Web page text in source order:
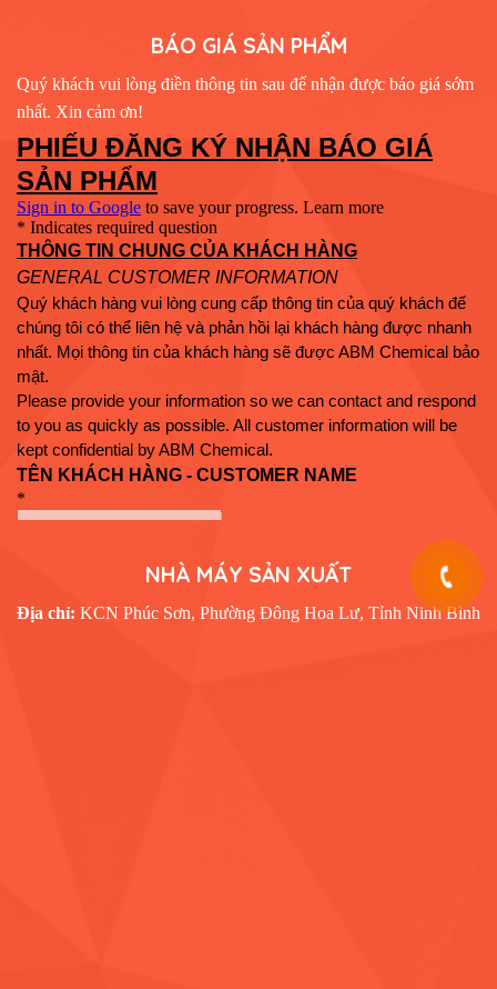
BÁO GIÁ SẢN PHẨM
Quý khách vui lòng điền thông tin sau để nhận được báo giá sớm
nhất. Xin cảm ơn!
NHÀ MÁY SẢN XUẤT
Địa chỉ: KCN Phúc Sơn, Phường Đông Hoa Lư, Tỉnh Ninh Bình